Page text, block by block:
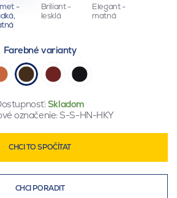
-
Briliant -
lesklá
Elegant -
matná
Farebné varianty
Skladom
označenie: S-S-HN-HKY
CHCI TO SPOČÍTAT
CHCI PORADIT